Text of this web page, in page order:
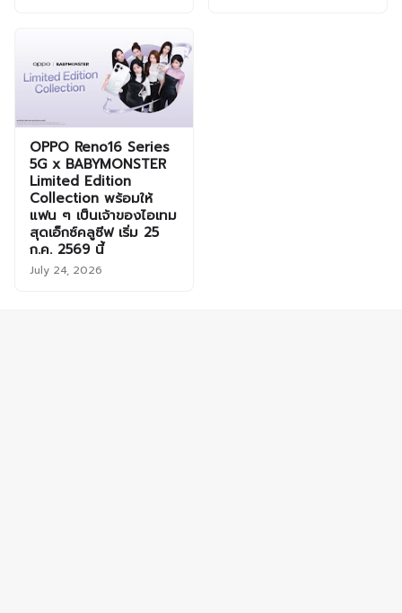
OPPO Reno16 Series
5G x BABYMONSTER
Limited Edition
Collection พร้อมให้
แฟน ๆ เป็นเจ้าของไอเทม
สุดเอ็กซ์คลูซีฟ เริ่ม 25
ก.ค. 2569 นี้
July 24, 2026